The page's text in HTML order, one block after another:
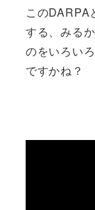
このDARPA
する、みる
のをいろい
ですかね？